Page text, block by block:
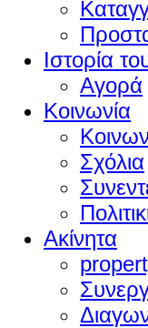
Ιστορία
Αγορά
Κοινωνία
Σχόλια
Ακίνητα